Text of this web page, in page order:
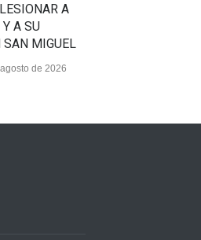
A
A SU
SAN MIGUEL
de 2026